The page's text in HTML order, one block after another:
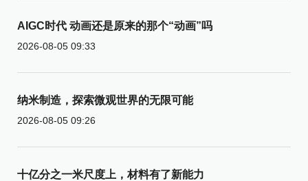
AIGC时代 动画还是原来的那个“动画”吗
2026-08-05 09:33
纳米制造，探索微观世界的无限可能
2026-08-05 09:26
十亿分之一米尺度上，材料有了新能力